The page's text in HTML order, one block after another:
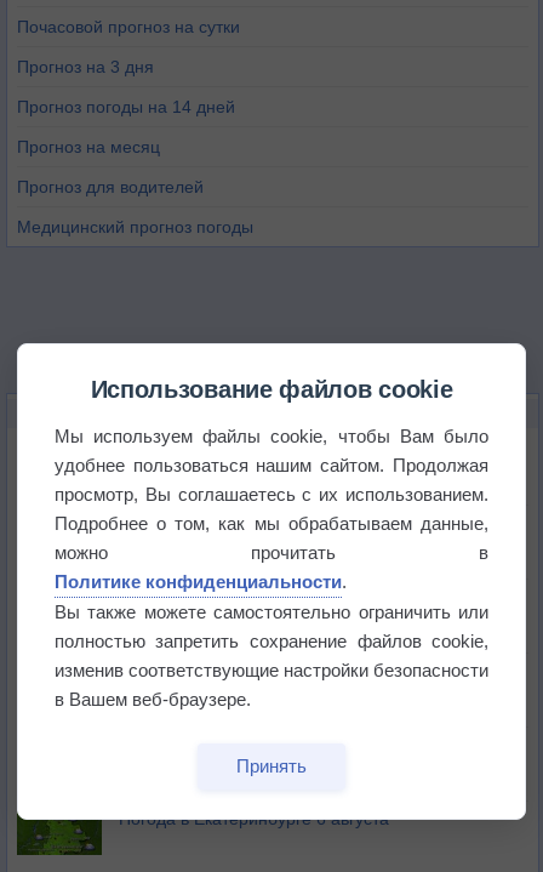
Почасовой прогноз на сутки
Прогноз на 3 дня
Прогноз погоды на 14 дней
Прогноз на месяц
Прогноз для водителей
Медицинский прогноз погоды
Космическая погода влияет на транспорт
Приложение построит маршрут через тень
Атмосфера начала замерзать
В Приморье обнаружены морские волны тепла
Погода в Екатеринбурге 6 августа
Использование файлов cookie
Мы используем файлы cookie, чтобы Вам было
удобнее пользоваться нашим сайтом. Продолжая
просмотр, Вы соглашаетесь с их использованием.
Подробнее о том, как мы обрабатываем данные,
можно прочитать в
Политике конфиденциальности.
Вы также можете самостоятельно ограничить или
полностью запретить сохранение файлов cookie,
изменив соответствующие настройки безопасности
в Вашем веб-браузере.
Принять